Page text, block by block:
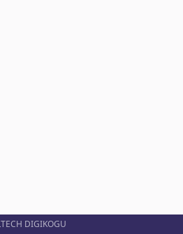
DIGIKOGU